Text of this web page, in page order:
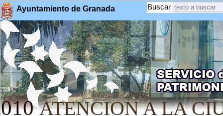
Ayuntamiento de Granada Buscar
010 ATENCION A LA